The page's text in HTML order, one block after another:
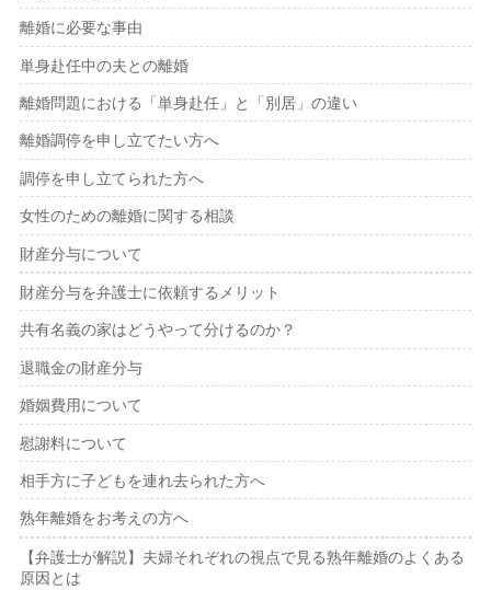
離婚に必要な事由
単身赴任中の夫との離婚
離婚問題における「単身赴任」と「別居」の違い
離婚調停を申し立てたい方へ
調停を申し立てられた方へ
女性のための離婚に関する相談
財産分与について
財産分与を弁護士に依頼するメリット
共有名義の家はどうやって分けるのか？
退職金の財産分与
婚姻費用について
慰謝料について
相手方に子どもを連れ去られた方へ
熟年離婚をお考えの方へ
【弁護士が解説】夫婦それぞれの視点で見る熟年離婚のよくある
原因とは